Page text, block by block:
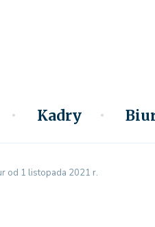
Kadry
od 1 listopada 2021 r.